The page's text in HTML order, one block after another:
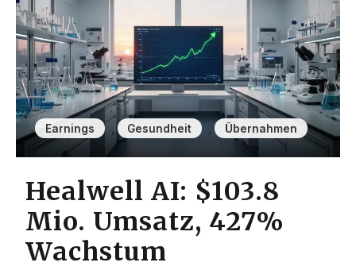
Earnings Gesundheit , Übernahmen
Healwell AI: $103.8
Mio. Umsatz, 427%
Wachstum